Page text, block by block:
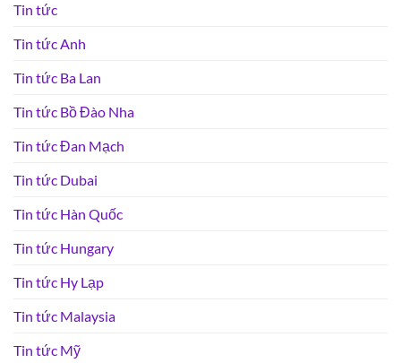
Tin tức
Tin tức Anh
Tin tức Ba Lan
Tin tức Bồ Đào Nha
Tin tức Đan Mạch
Tin tức Dubai
Tin tức Hàn Quốc
Tin tức Hungary
Tin tức Hy Lạp
Tin tức Malaysia
Tin tức Mỹ